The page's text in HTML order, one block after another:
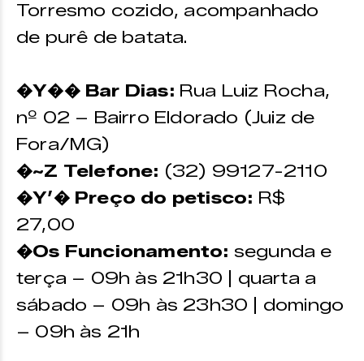
Torresmo cozido, acompanhado
de purê de batata.
�Y�� Bar Dias: Rua Luiz Rocha,
nº 02 – Bairro Eldorado (Juiz de
Fora/MG)
�~Z Telefone: (32) 99127-2110
�Y’� Preço do petisco: R$
27,00
�Os Funcionamento: segunda e
terça – 09h às 21h30 | quarta a
sábado – 09h às 23h30 | domingo
– 09h às 21h